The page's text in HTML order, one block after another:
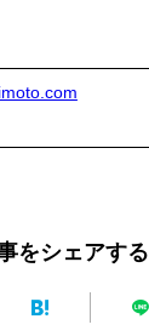
をシェアする